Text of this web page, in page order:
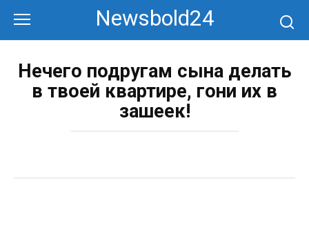
контенту
Newsbold24
Нечего подругам сына делать
в твоей квартире, гони их в
зашеек!